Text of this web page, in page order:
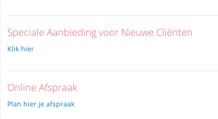
Speciale Aanbieding voor Nieuwe Cliënten
Klik hier
Online Afspraak
Plan hier je afspraak